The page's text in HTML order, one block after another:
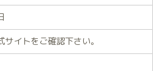
イトをご確認下さい。